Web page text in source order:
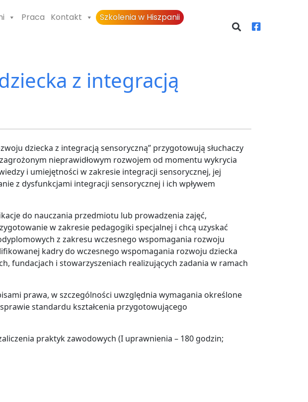
Praca Kontakt Szkolenia w Hiszpanii
z integracją
dziecka z integracją sensoryczną” przygotowują słuchaczy
nieprawidłowym rozwojem od momentu wykrycia
i umiejętności w zakresie integracji sensorycznej, jej
z dysfunkcjami integracji sensorycznej i ich wpływem
do nauczania przedmiotu lub prowadzenia zajęć,
w zakresie pedagogiki specjalnej i chcą uzyskać
z zakresu wczesnego wspomagania rozwoju
kadry do wczesnego wspomagania rozwoju dziecka
fundacjach i stowarzyszeniach realizujących zadania w ramach
prawa, w szczególności uwzględnia wymagania określone
standardu kształcenia przygotowującego
praktyk zawodowych (I uprawnienia – 180 godzin;